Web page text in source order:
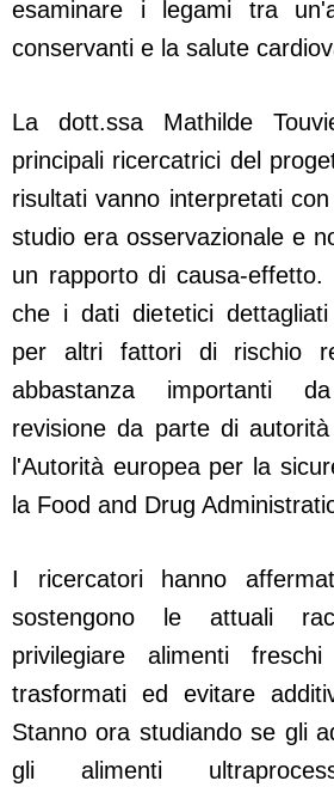
esaminare i legami tra
conservanti e la salute
La dott.ssa Mathilde
principali ricercatrici del
risultati vanno interpretati
studio era osservazionale e
un rapporto di causa-effetto.
che i dati dietetici
per altri fattori di rischio
abbastanza importanti
revisione da parte di
l'Autorità europea per la
la Food and Drug
I ricercatori hanno
sostengono le attuali
privilegiare alimenti
trasformati ed evitare
Stanno ora studiando se gli
gli alimenti